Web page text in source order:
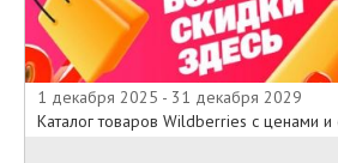
1 декабря 2025 - 31 декабря 2029
Каталог товаров Wildberries с ценами и